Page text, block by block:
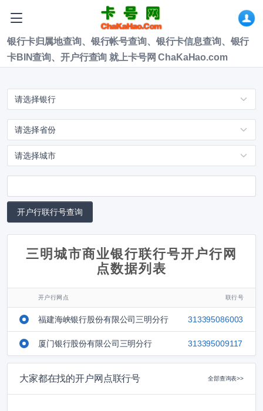
银行卡归属地查询、银行帐号查询、银行卡信息查询、银行
卡BIN查询、开户行查询 就上卡号网 ChaKaHao.com
三明城市商业银行联行号开户行网
点数据列表
开户行网点 联行号
福建海峡银行股份有限公司三明分行 313395086003
厦门银行股份有限公司三明分行 313395009117
大家都在找的开户网点联行号 全部查询表>>